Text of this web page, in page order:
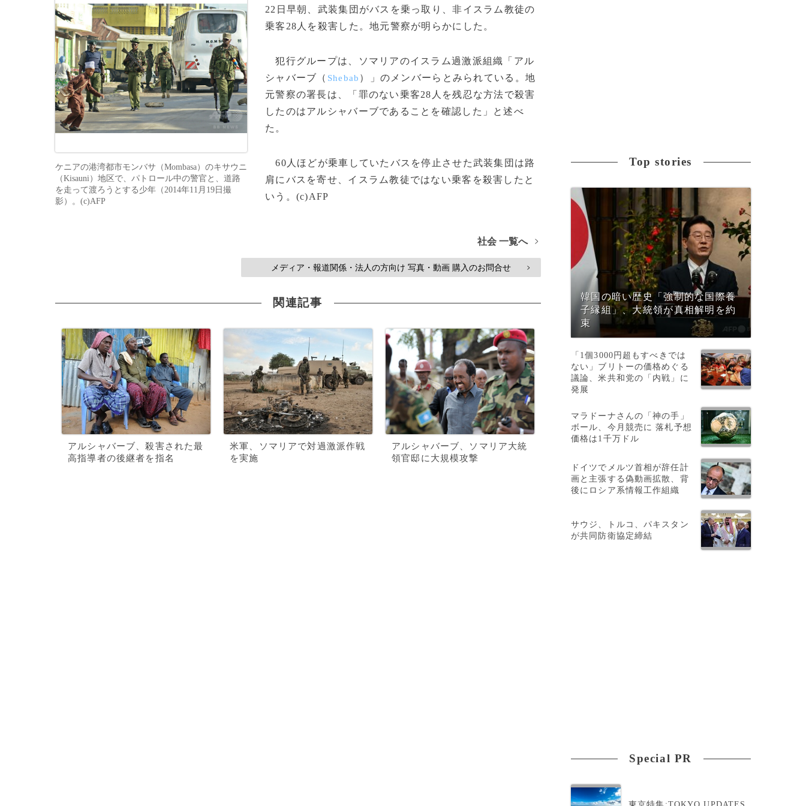
ケニアの港湾都市モンバサ（Mombasa）のキサウニ
（Kisauni）地区で、パトロール中の警官と、道路
を走って渡ろうとする少年（2014年11月19日撮
影）。(c)AFP
22日早朝、武装集団がバスを乗っ取り、非イスラム教徒の
乗客28人を殺害した。地元警察が明らかにした。
犯行グループは、ソマリアのイスラム過激派組織「アル
シャバーブ（ Shebab ）」のメンバーらとみられている。地
元警察の署長は、「罪のない乗客28人を残忍な方法で殺害
したのはアルシャバーブであることを確認した」と述べ
た。
60人ほどが乗車していたバスを停止させた武装集団は路
肩にバスを寄せ、イスラム教徒ではない乗客を殺害したと
いう。(c)AFP
社会 一覧へ >
メディア・報道関係・法人の方向け 写真・動画 購入のお問合せ >
関連記事
アルシャバーブ、殺害された最
高指導者の後継者を指名
米軍、ソマリアで対過激派作戦
を実施
アルシャバーブ、ソマリア大統
領官邸に大規模攻撃
Top stories
韓国の暗い歴史「強制的な国際養
子縁組」、大統領が真相解明を約
束
「1個3000円超もすべきでは
ない」ブリトーの価格めぐる
議論、米共和党の「内戦」に
発展
マラドーナさんの「神の手」
ボール、今月競売に 落札予想
価格は1千万ドル
ドイツでメルツ首相が辞任計
画と主張する偽動画拡散、背
後にロシア系情報工作組織
サウジ、トルコ、パキスタン
が共同防衛協定締結
Special PR
東京特集:TOKYO UPDATES